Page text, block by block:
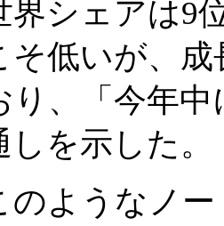
界シェアは9
そ低いが、
り、「今年
しを示した。
ようなノー